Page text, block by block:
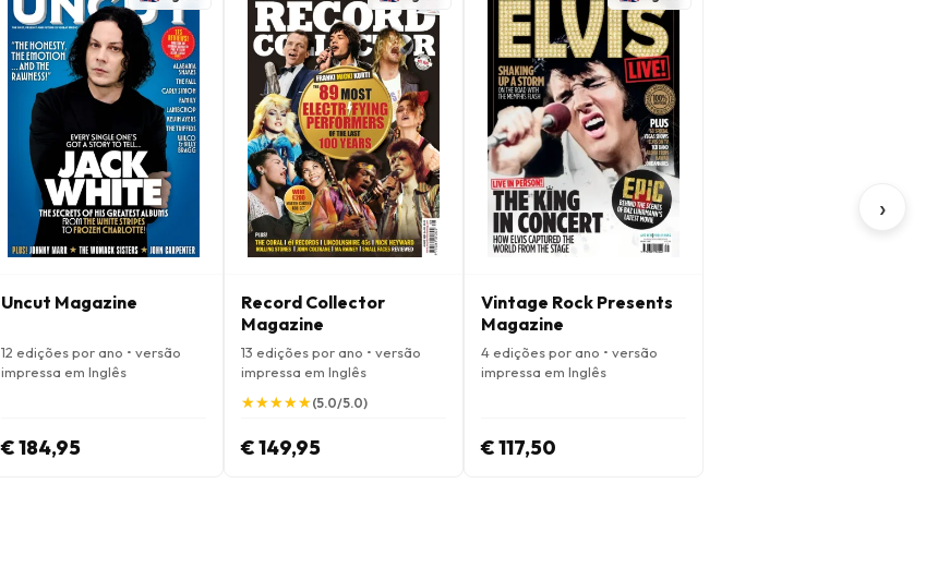
Uncut Magazine
12 edições por ano • versão
impressa em Inglês
€ 184,95
Record Collector
Magazine
13 edições por ano • versão
impressa em Inglês
★
★★
★★
★★
★★
★(5.0/5.0)
€ 149,95
Vintage Rock Presents
Magazine
4 edições por ano • versão
impressa em Inglês
€ 117,50
›